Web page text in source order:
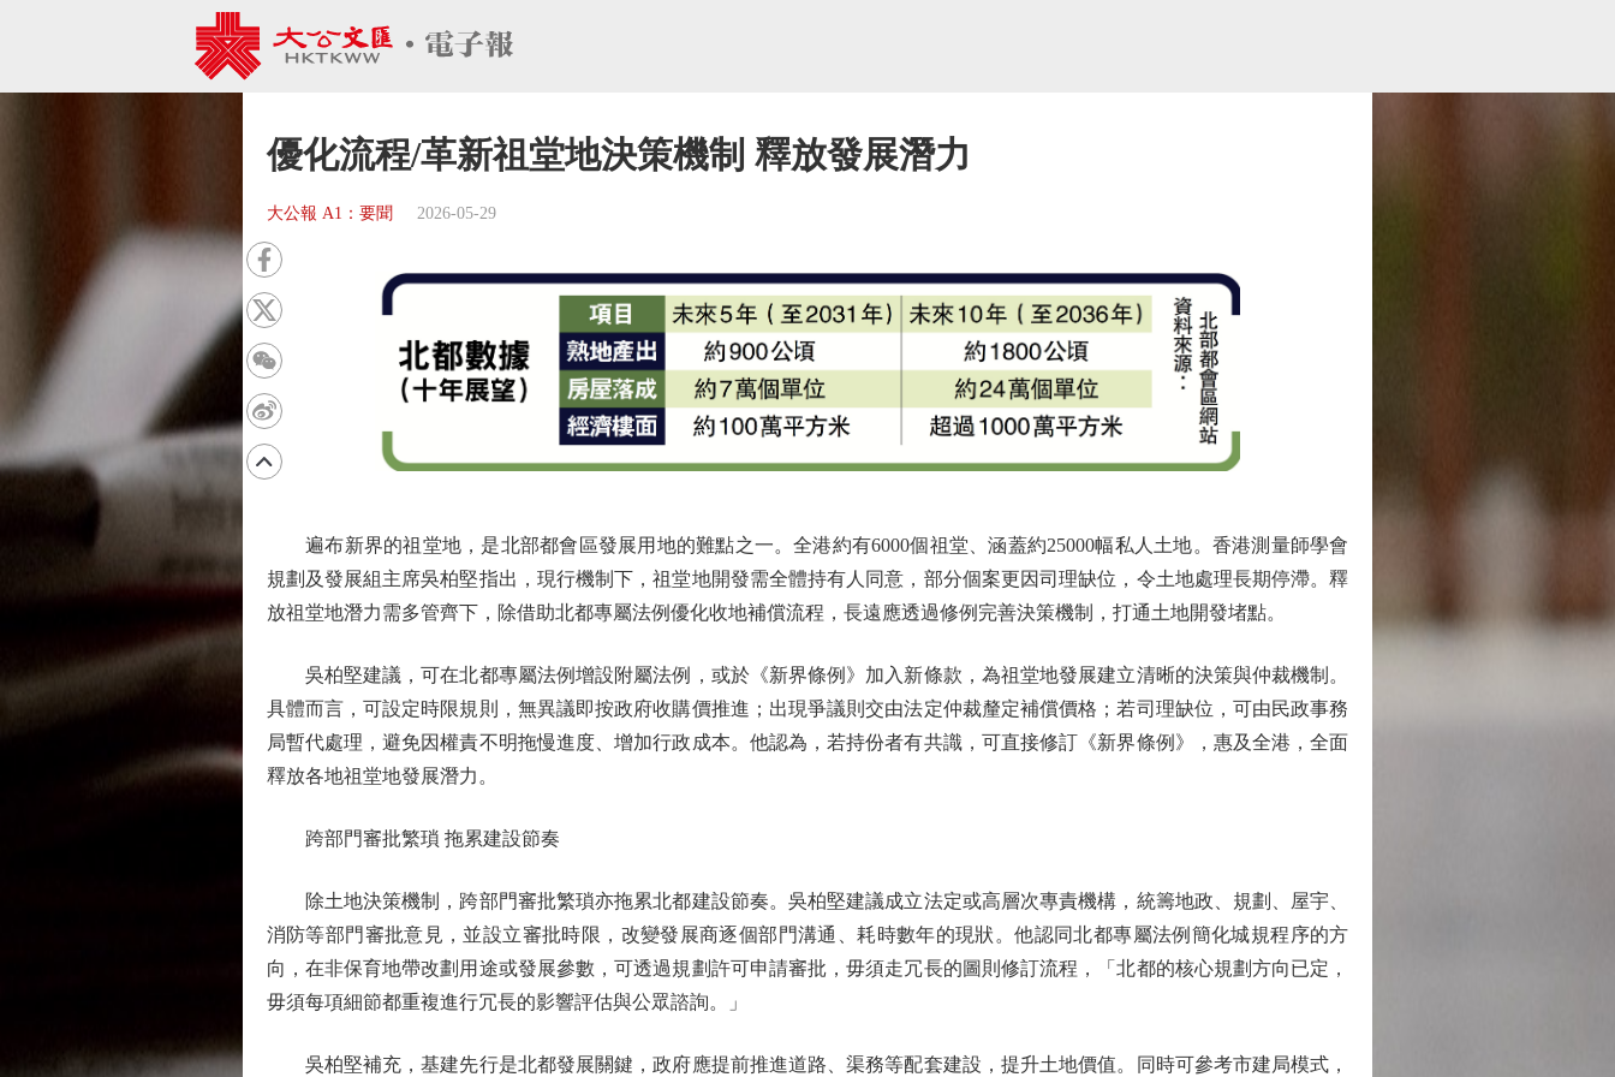
優化流程/革新祖堂地決策機制 釋放發展潛力
大公報 A1：要聞 2026-05-29
遍布新界的祖堂地，是北部都會區發展用地的難點之一。全港約有6000個祖堂、涵蓋約25000幅私人土地。香港測量師學會
規劃及發展組主席吳柏堅指出，現行機制下，祖堂地開發需全體持有人同意，部分個案更因司理缺位，令土地處理長期停滯。釋
放祖堂地潛力需多管齊下，除借助北都專屬法例優化收地補償流程，長遠應透過修例完善決策機制，打通土地開發堵點。
吳柏堅建議，可在北都專屬法例增設附屬法例，或於《新界條例》加入新條款，為祖堂地發展建立清晰的決策與仲裁機制。
具體而言，可設定時限規則，無異議即按政府收購價推進；出現爭議則交由法定仲裁釐定補償價格；若司理缺位，可由民政事務
局暫代處理，避免因權責不明拖慢進度、增加行政成本。他認為，若持份者有共識，可直接修訂《新界條例》，惠及全港，全面
釋放各地祖堂地發展潛力。
跨部門審批繁瑣 拖累建設節奏
除土地決策機制，跨部門審批繁瑣亦拖累北都建設節奏。吳柏堅建議成立法定或高層次專責機構，統籌地政、規劃、屋宇、
消防等部門審批意見，並設立審批時限，改變發展商逐個部門溝通、耗時數年的現狀。他認同北都專屬法例簡化城規程序的方
向，在非保育地帶改劃用途或發展參數，可透過規劃許可申請審批，毋須走冗長的圖則修訂流程，「北都的核心規劃方向已定，
毋須每項細節都重複進行冗長的影響評估與公眾諮詢。」
吳柏堅補充，基建先行是北都發展關鍵，政府應提前推進道路、渠務等配套建設，提升土地價值。同時可參考市建局模式，